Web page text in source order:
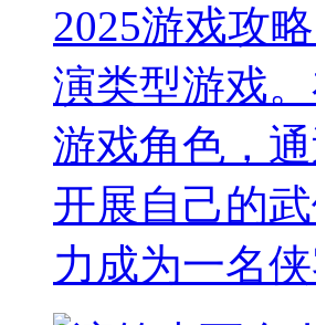
2025游戏攻
演类型游戏
游戏角色，
开展自己的
力成为一名侠